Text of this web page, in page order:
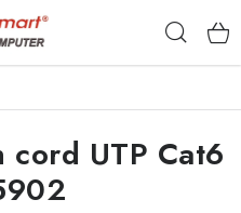
cord UTP Cat6